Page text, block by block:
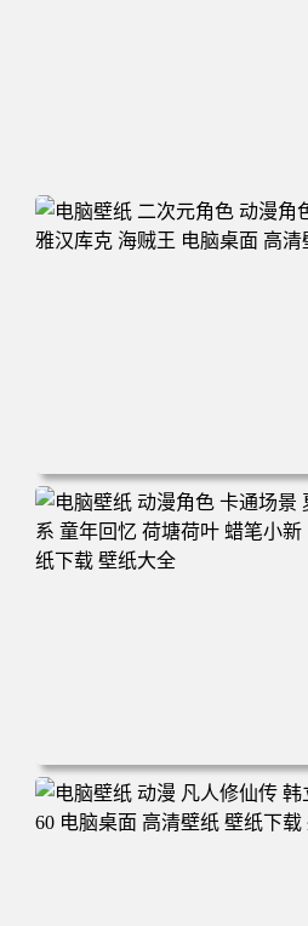
电脑壁纸 二次元角色 动漫角色 女
克 海贼王 电脑桌面 高清壁纸 壁
电脑壁纸 动漫角色 卡通场景 夏日
年回忆 荷塘荷叶 蜡笔小新 电脑桌